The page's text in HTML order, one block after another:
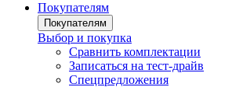
Покупателям
Покупателям
Выбор и покупка
Сравнить комплектации
Записаться на тест-драйв
Cпецпредложения